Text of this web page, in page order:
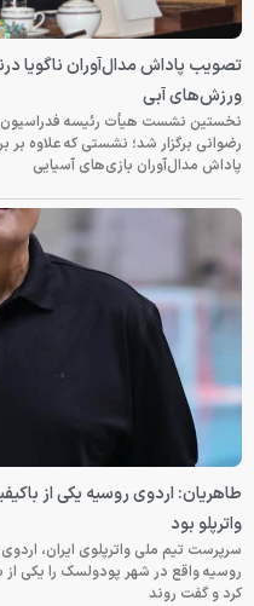
تصویب پاداش مدال‌آوران ناگویا
ورزش‌های آبی
نخستین نشست هیأت رئیسه
رضوانی برگزار شد؛ نشستی که علاوه بر
پاداش مدال‌آوران بازی‌های آسیایی
طاهریان: اردوی روسیه یکی از
واترپلو بود
سرپرست تیم ملی واترپلوی ایران،
روسیه واقع در شهر پودولسک را یکی
کرد و گفت روند